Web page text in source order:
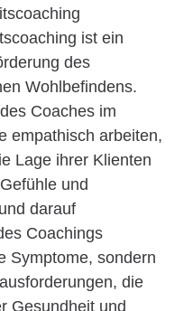
ist ein
des
Wohlbefindens.
Coaches im
empathisch arbeiten,
Lage ihrer Klienten
und
darauf
Coachings
Symptome, sondern
die
Gesundheit und